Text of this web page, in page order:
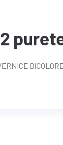
BICOLORE